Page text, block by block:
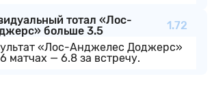
тотал «Лос-
больше 3.5
1.72
«Лос-Анджелес Доджерс»
матчах — 6.8 за встречу.